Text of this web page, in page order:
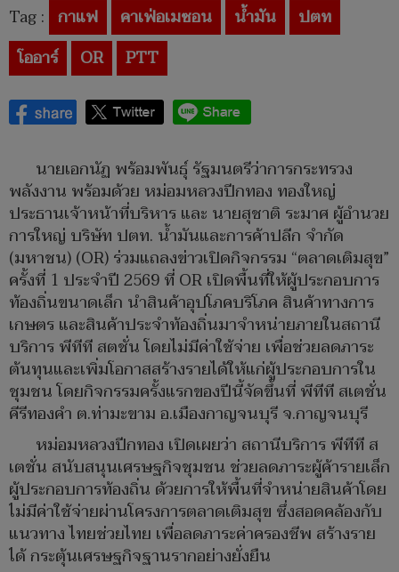
Tag : กาแฟ คาเฟ่อเมซอน น้ำมัน
ปตท
โออาร์
OR PTT
นายเอกนัฏ พร้อมพันธุ์ รัฐมนตรีว่าการกระทรวง
พลังงาน พร้อมด้วย หม่อมหลวงปีกทอง ทองใหญ่
ประธานเจ้าหน้าที่บริหาร และ นายสุชาติ ระมาศ ผู้อำนวย
การใหญ่ บริษัท ปตท. น้ำมันและการค้าปลีก จำกัด
(มหาชน) (OR) ร่วมแถลงข่าวเปิดกิจกรรม “ตลาดเติมสุข”
ครั้งที่ 1 ประจำปี 2569 ที่ OR เปิดพื้นที่ให้ผู้ประกอบการ
ท้องถิ่นขนาดเล็ก นำสินค้าอุปโภคบริโภค สินค้าทางการ
เกษตร และสินค้าประจำท้องถิ่นมาจำหน่ายภายในสถานี
บริการ พีทีที สตชั่น โดยไม่มีค่าใช้จ่าย เพื่อช่วยลดภาระ
ต้นทุนและเพิ่มโอกาสสร้างรายได้ให้แก่ผู้ประกอบการใน
ชุมชน โดยกิจกรรมครั้งแรกของปีนี้จัดขึ้นที่ พีทีที สเตชั่น
คีรีทองคำ ต.ท่ามะขาม อ.เมืองกาญจนบุรี จ.กาญจนบุรี
หม่อมหลวงปีกทอง เปิดเผยว่า สถานีบริการ พีทีที ส
เตชั่น สนับสนุนเศรษฐกิจชุมชน ช่วยลดภาระผู้ค้ารายเล็ก
ผู้ประกอบการท้องถิ่น ด้วยการให้พื้นที่จำหน่ายสินค้าโดย
ไม่มีค่าใช้จ่ายผ่านโครงการตลาดเติมสุข ซึ่งสอดคล้องกับ
แนวทาง ไทยช่วยไทย เพื่อลดภาระค่าครองชีพ สร้างราย
ได้ กระตุ้นเศรษฐกิจฐานรากอย่างยั่งยืน